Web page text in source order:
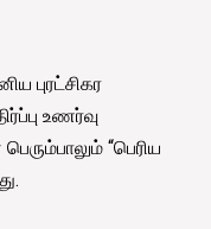
புரட்சிகர
உணர்வு
“பெரிய